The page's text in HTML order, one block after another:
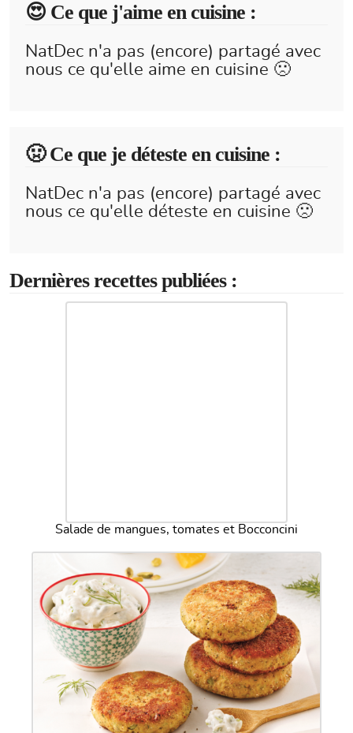
😍️ Ce que j'aime en cuisine :
NatDec n'a pas (encore) partagé avec
nous ce qu'elle aime en cuisine 🙁
🤢 Ce que je déteste en cuisine :
NatDec n'a pas (encore) partagé avec
nous ce qu'elle déteste en cuisine 🙁
Dernières recettes publiées :
Salade de mangues, tomates et Bocconcini